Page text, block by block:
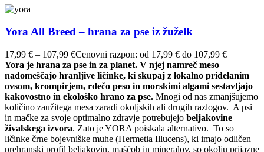
Yora All Breed – hrana za pse iz žuželk
17,99 € – 107,99 €Cenovni razpon: od 17,99 € do 107,99 €
Yora je hrana za pse in za planet. V njej namreč meso
nadomeščajo hranljive ličinke, ki skupaj z lokalno pridelanim
ovsom, krompirjem, rdečo peso in morskimi algami sestavljajo
kakovostno in ekološko hrano za pse. Mnogi od nas zmanjšujemo
količino zaužitega mesa zaradi okoljskih ali drugih razlogov. A psi
in mačke za svoje optimalno zdravje potrebujejo beljakovine
živalskega izvora. Zato je YORA poiskala alternativo. To so
ličinke črne bojevniške muhe (Hermetia Illucens), ki imajo odličen
prehranski profil beljakovin, maščob in mineralov, so okolju prijazne